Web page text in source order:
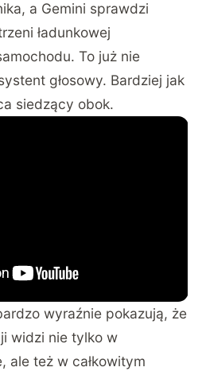
a Gemini sprawdzi
ładunkowej
To już nie
głosowy. Bardziej jak
siedzący obok.
wyraźnie pokazują, że
widzi nie tylko w
ale też w całkowitym